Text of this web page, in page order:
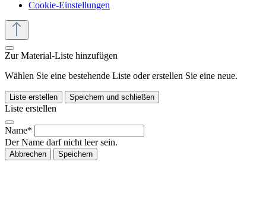
Cookie-Einstellungen
Zur Material-Liste hinzufügen
Wählen Sie eine bestehende Liste oder erstellen Sie eine neue.
Liste erstellen Speichern und schließen
Liste erstellen
Name*
Der Name darf nicht leer sein.
Abbrechen Speichern